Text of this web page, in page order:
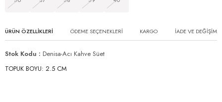
ÜRÜN ÖZELLIKLERI ÖDEME SEÇENEKLERI KARGO İADE VE DEĞİŞİM
Stok Kodu
Denisa-Acı Kahve Süet
TOPUK BOYU: 2.5 CM